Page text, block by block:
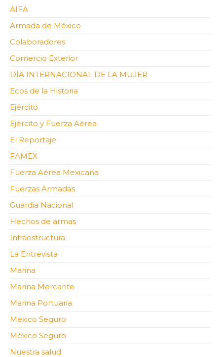
AIFA
Armada de México
Colaboradores
Comercio Exterior
DÍA INTERNACIONAL DE LA MUJER
Ecos de la Historia
Ejército
Ejército y Fuerza Aérea
El Reportaje
FAMEX
Fuerza Aérea Mexicana
Fuerzas Armadas
Guardia Nacional
Hechos de armas
Infraestructura
La Entrevista
Marina
Marina Mercante
Marina Portuaria
Mexico Seguro
México Seguro
Nuestra salud